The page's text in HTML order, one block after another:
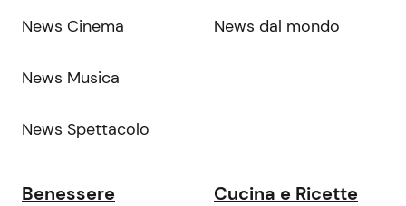
News Cinema
News Musica
News Spettacolo
News dal mondo
Benessere Cucina e Ricette